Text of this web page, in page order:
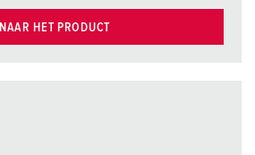
NAAR HET PRODUCT